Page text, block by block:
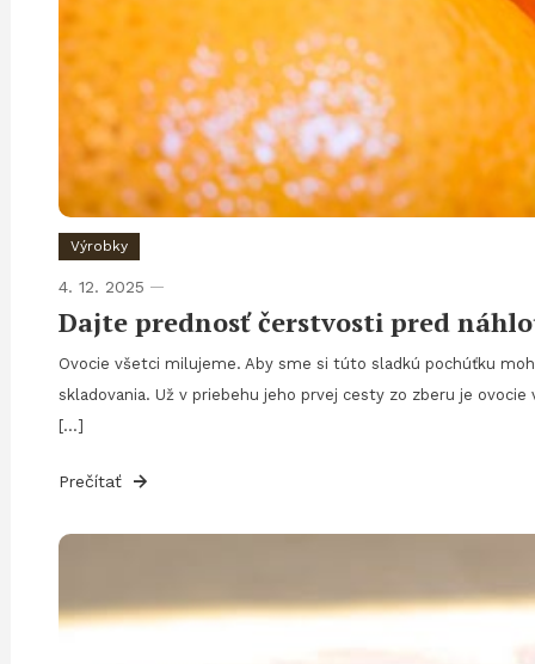
Výrobky
4. 12. 2025
Dajte prednosť čerstvosti pred
Ovocie všetci milujeme. Aby sme si túto sladkú pochúťku
skladovania. Už v priebehu jeho prvej cesty zo zberu je
[…]
Prečítať